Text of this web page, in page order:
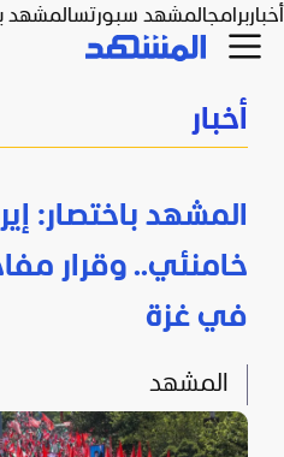
أخباربرامجالمشهد سبورتسالمشهد
أخبار
المشهد باختصار:
خامنئي.. وقرار
في غزة
المشهد